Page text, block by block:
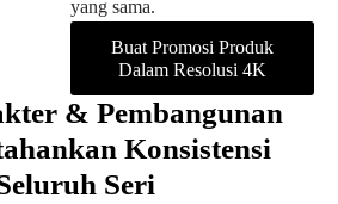
yang sama.
Buat Promosi Produk
Dalam Resolusi 4K
& Pembangunan
Konsistensi
Seri